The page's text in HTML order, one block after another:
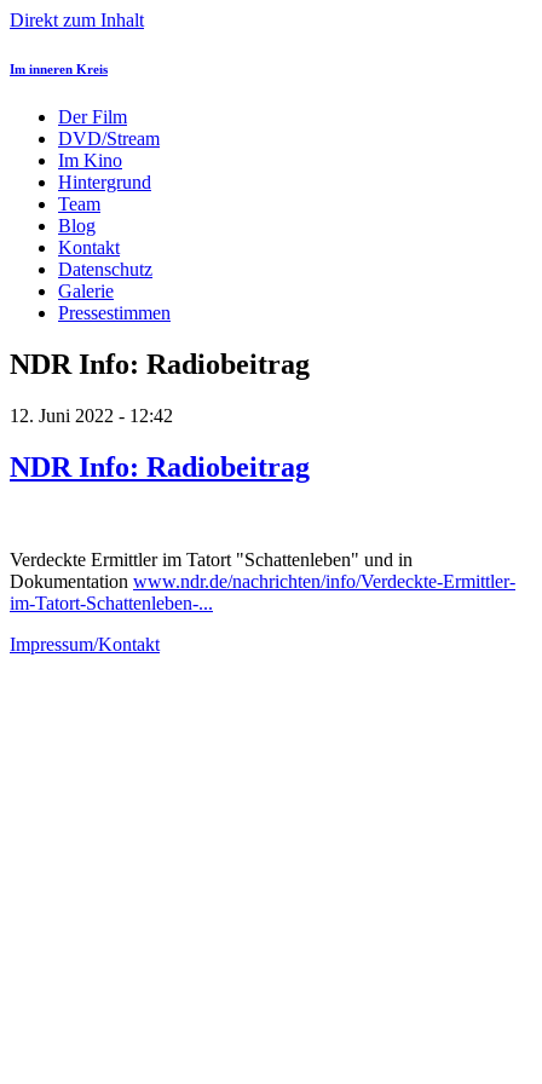
Direkt zum Inhalt
Im inneren Kreis
Der Film
DVD/Stream
Im Kino
Hintergrund
Team
Blog
Kontakt
Datenschutz
Galerie
Pressestimmen
NDR Info: Radiobeitrag
12. Juni 2022 - 12:42
NDR Info: Radiobeitrag
Verdeckte Ermittler im Tatort "Schattenleben" und in
Dokumentation www.ndr.de/nachrichten/info/Verdeckte-Ermittler-
im-Tatort-Schattenleben-...
Impressum/Kontakt